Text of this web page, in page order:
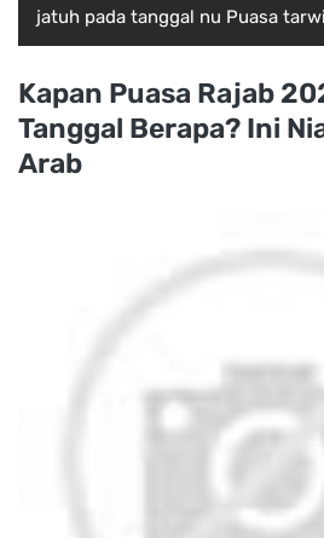
jatuh pada tanggal nu Puasa
Kapan Puasa Rajab
Tanggal Berapa? Ini
Arab